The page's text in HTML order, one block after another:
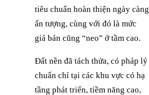
tiêu chuẩn hoàn thiện ngày càng
ấn tượng, cùng với đó là mức
giá bán cũng “neo” ở tầm cao.
Đất nền đã tách thửa, có pháp lý
chuẩn chỉ tại các khu vực có hạ
tầng phát triển, tiềm năng cao,